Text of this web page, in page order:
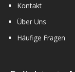
Kontakt
Über Uns
Häufige Fragen